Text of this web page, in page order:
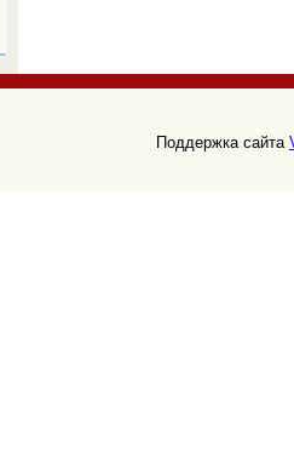
Поддержка сайта